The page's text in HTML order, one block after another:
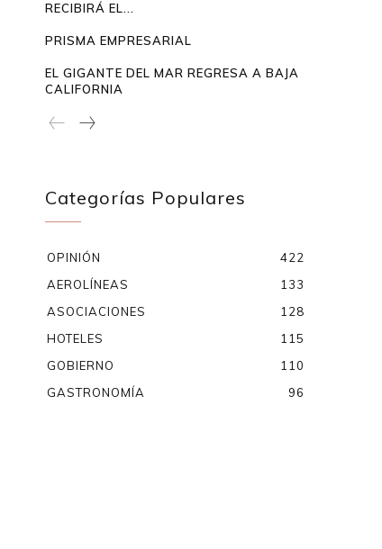
RECIBIRÁ EL...
PRISMA EMPRESARIAL
EL GIGANTE DEL MAR REGRESA A BAJA
CALIFORNIA
Categorías Populares
OPINIÓN
422
AEROLÍNEAS
133
ASOCIACIONES
128
HOTELES
115
GOBIERNO
110
GASTRONOMÍA
96